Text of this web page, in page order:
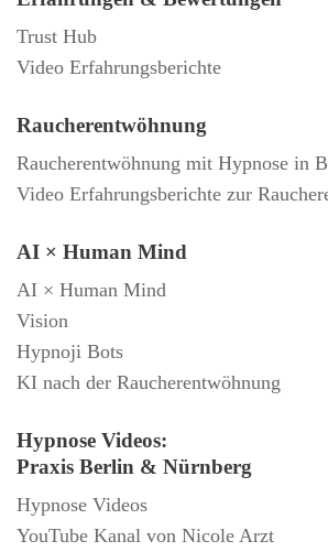
Trust Hub
Video Erfahrungsberichte
Raucherentwöhnung
Raucherentwöhnung mit Hypnose in
Video Erfahrungsberichte zur
AI × Human Mind
AI × Human Mind
Vision
Hypnoji Bots
KI nach der Raucherentwöhnung
Hypnose Videos:
Praxis Berlin & Nürnberg
Hypnose Videos
YouTube Kanal von Nicole Arzt